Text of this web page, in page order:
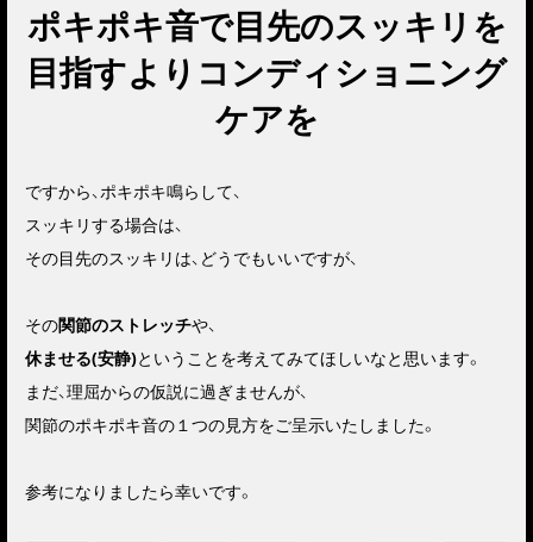
ポキポキ音で目先のスッキリを
目指すよりコンディショニング
ケアを
ですから、ポキポキ鳴らして、
スッキリする場合は、
その目先のスッキリは、どうでもいいですが、
その関節のストレッチや、
休ませる(安静)ということを考えてみてほしいなと思います。
まだ、理屈からの仮説に過ぎませんが、
関節のポキポキ音の１つの見方をご呈示いたしました。
参考になりましたら幸いです。